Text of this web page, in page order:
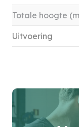
Totale hoogte
Uitvoering